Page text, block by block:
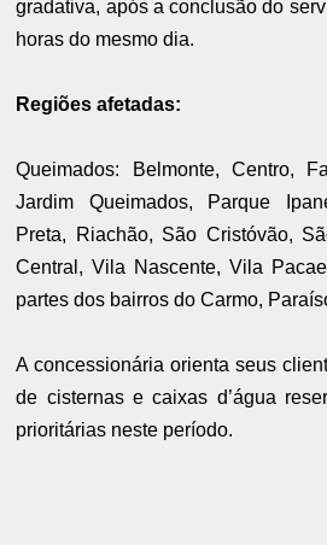
gradativa, após a conclusão do
horas do mesmo dia.
Regiões afetadas:
Queimados: Belmonte, Centro,
Jardim Queimados, Parque
Preta, Riachão, São Cristóvão,
Central, Vila Nascente, Vila
partes dos bairros do Carmo,
A concessionária orienta seus
de cisternas e caixas d’água
prioritárias neste período.